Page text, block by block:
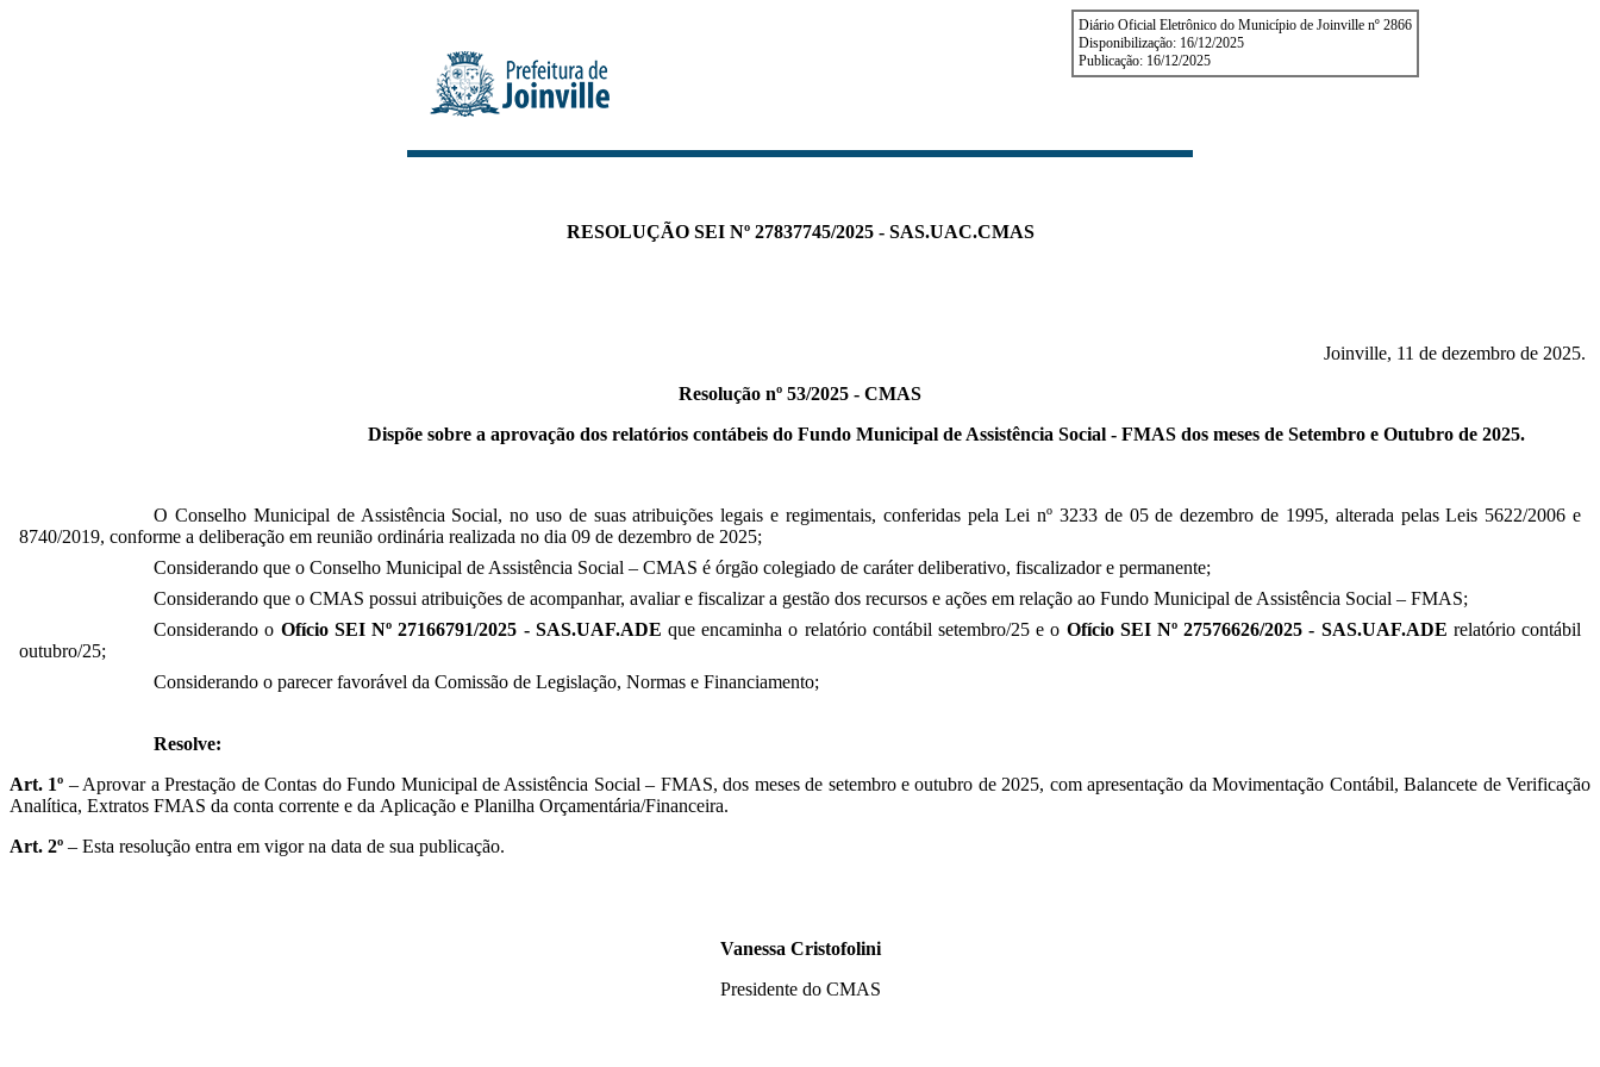
Diário Oficial Eletrônico do Município de Joinville nº 2866
Disponibilização: 16/12/2025
Publicação: 16/12/2025
RESOLUÇÃO SEI Nº 27837745/2025 - SAS.UAC.CMAS
Joinville, 11 de dezembro de 2025.
Resolução nº 53/2025 - CMAS
Dispõe sobre a aprovação dos relatórios contábeis do Fundo Municipal de Assistência Social - FMAS dos meses de Setembro e Outubro de 2025.
O Conselho Municipal de Assistência Social, no uso de suas atribuições legais e regimentais, conferidas pela Lei nº 3233 de 05 de dezembro de 1995, alterada pelas Leis 5622/2006 e
8740/2019, conforme a deliberação em reunião ordinária realizada no dia 09 de dezembro de 2025;
Considerando que o Conselho Municipal de Assistência Social – CMAS é órgão colegiado de caráter deliberativo, fiscalizador e permanente;
Considerando que o CMAS possui atribuições de acompanhar, avaliar e fiscalizar a gestão dos recursos e ações em relação ao Fundo Municipal de Assistência Social – FMAS;
Considerando o Ofício SEI Nº 27166791/2025 - SAS.UAF.ADE que encaminha o relatório contábil setembro/25 e o Ofício SEI Nº 27576626/2025 - SAS.UAF.ADE relatório contábil
outubro/25;
Considerando o parecer favorável da Comissão de Legislação, Normas e Financiamento;
Resolve:
Art. 1º – Aprovar a Prestação de Contas do Fundo Municipal de Assistência Social – FMAS, dos meses de setembro e outubro de 2025, com apresentação da Movimentação Contábil, Balancete de Verificação
Analítica, Extratos FMAS da conta corrente e da Aplicação e Planilha Orçamentária/Financeira.
Art. 2º – Esta resolução entra em vigor na data de sua publicação.
Vanessa Cristofolini
Presidente do CMAS